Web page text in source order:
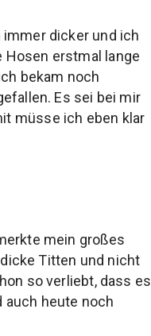
immer dicker und ich
Hosen erstmal lange
bekam noch
Es sei bei mir
müsse ich eben klar
mein großes
Titten und nicht
so verliebt, dass es
auch heute noch